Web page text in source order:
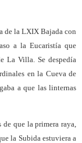
de la LXIX Bajada con
a la Eucaristía que
La Villa. Se despedía
en la Cueva de
a que las linternas
que la primera raya,
la Subida estuviera a